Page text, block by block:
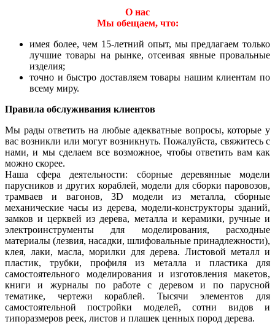
О нас
Мы обещаем, что:
имея более, чем 15-летний опыт, мы предлагаем только
лучшие товары на рынке, отсеивая явные провальные
изделия;
точно и быстро доставляем товары нашим клиентам по
всему миру.
Правила обслуживания клиентов
Мы рады ответить на любые адекватные вопросы, которые у
вас возникли или могут возникнуть. Пожалуйста, свяжитесь с
нами, и мы сделаем все возможное, чтобы ответить вам как
можно скорее.
Наша сфера деятельности: сборные деревянные модели
парусников и других кораблей, модели для сборки паровозов,
трамваев и вагонов, 3D модели из металла, сборные
механические часы из дерева, модели-конструкторы зданий,
замков и церквей из дерева, металла и керамики, ручные и
электроинструменты для моделирования, расходные
материалы (лезвия, насадки, шлифовальные принадлежности),
клея, лаки, масла, морилки для дерева. Листовой металл и
пластик, трубки, профиля из металла и пластика для
самостоятельного моделирования и изготовления макетов,
книги и журналы по работе с деревом и по парусной
тематике, чертежи кораблей. Тысячи элементов для
самостоятельной постройки моделей, сотни видов и
типоразмеров реек, листов и плашек ценных пород дерева.